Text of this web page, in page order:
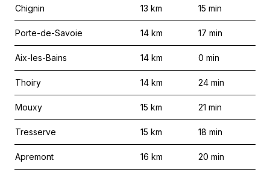
Chignin 13 km 15 min
Porte-de-Savoie 14 km 17 min
Aix-les-Bains 14 km 0 min
Thoiry 14 km 24 min
Mouxy 15 km 21 min
Tresserve 15 km 18 min
Apremont 16 km 20 min